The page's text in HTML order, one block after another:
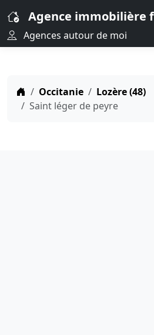
Agence immobilière
Agences autour de moi
Occitanie
Lozère (48)
Saint léger de peyre